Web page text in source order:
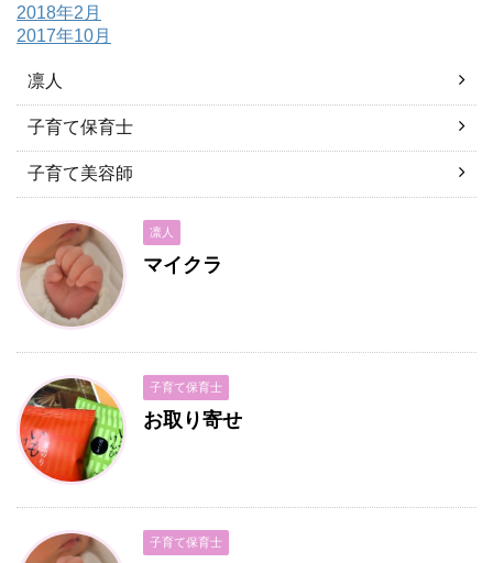
2018年2月
2017年10月
凛人
子育て保育士
子育て美容師
凛人
マイクラ
子育て保育士
お取り寄せ
子育て保育士